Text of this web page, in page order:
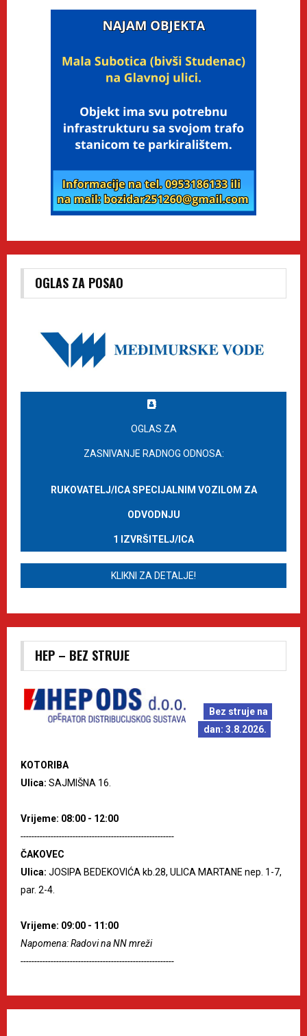
OGLAS ZA POSAO
OGLAS ZA
ZASNIVANJE RADNOG ODNOSA:
RUKOVATELJ/ICA SPECIJALNIM VOZILOM ZA
ODVODNJU
1 IZVRŠITELJ/ICA
KLIKNI ZA DETALJE!
HEP – BEZ STRUJE
Bez struje na
dan: 3.8.2026.
KOTORIBA
Ulica: SAJMIŠNA 16.
Vrijeme: 08:00 - 12:00
--------------------------------------------------------
ČAKOVEC
Ulica: JOSIPA BEDEKOVIĆA kb.28, ULICA MARTANE nep. 1-7,
par. 2-4.
Vrijeme: 09:00 - 11:00
Napomena: Radovi na NN mreži
--------------------------------------------------------